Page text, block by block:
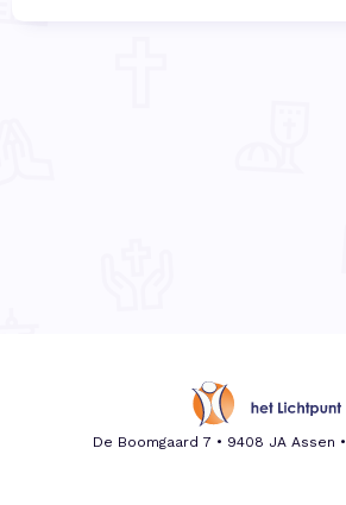
De Boomgaard 7 • 9408 JA Assen •